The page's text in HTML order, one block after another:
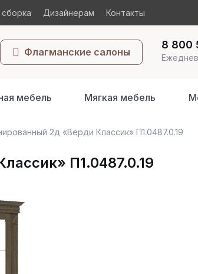
Дизайнерам Контакты
Флагманские салоны
8 800
мебель Мягкая мебель
2д «Верди Классик» П1.0487.0.19
П1.0487.0.19